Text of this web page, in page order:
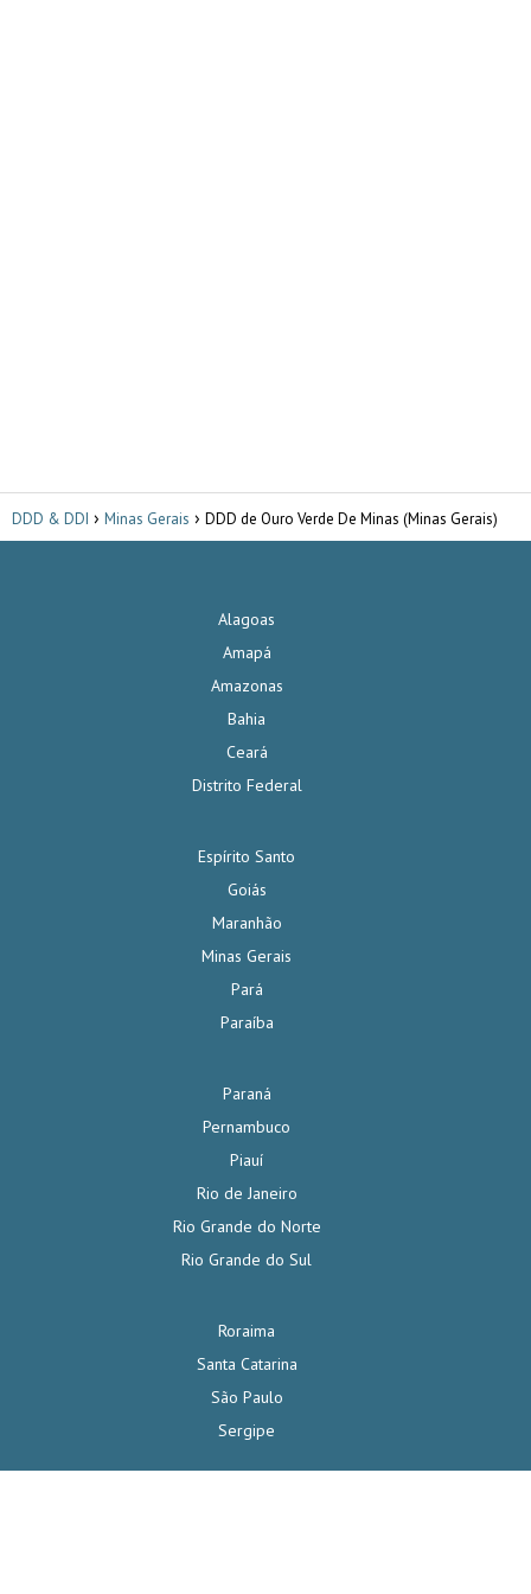
DDD & DDI Minas Gerais DDD de Ouro Verde De Minas (Minas Gerais)
Alagoas
Amapá
Amazonas
Bahia
Ceará
Distrito Federal
Espírito Santo
Goiás
Maranhão
Minas Gerais
Pará
Paraíba
Paraná
Pernambuco
Piauí
Rio de Janeiro
Rio Grande do Norte
Rio Grande do Sul
Roraima
Santa Catarina
São Paulo
Sergipe